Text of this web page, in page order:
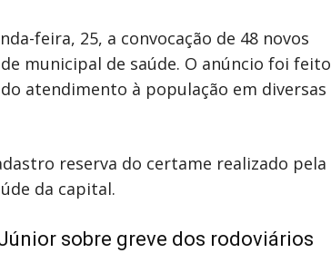
feira, 25, a convocação de 48 novos
municipal de saúde. O anúncio foi feito
atendimento à população em diversas
reserva do certame realizado pela
da capital.
sobre greve dos rodoviários